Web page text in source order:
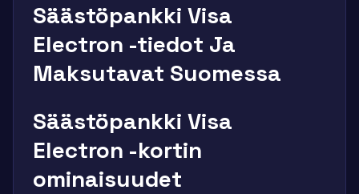
Säästöpankki Visa
Electron -tiedot Ja
Maksutavat Suomessa
Säästöpankki Visa
Electron -kortin
ominaisuudet